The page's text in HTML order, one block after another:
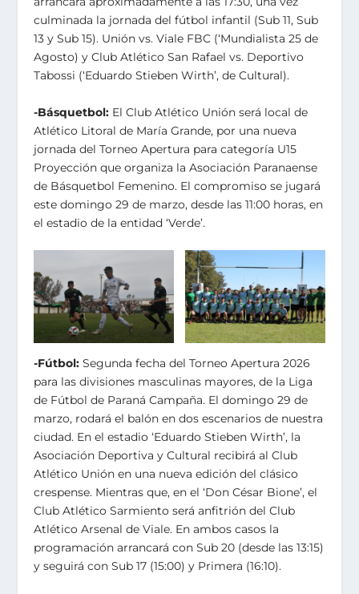
culminada la jornada del fútbol infantil (Sub 11, Sub
13 y Sub 15). Unión vs. Viale FBC (‘Mundialista 25 de
Agosto) y Club Atlético San Rafael vs. Deportivo
Tabossi (‘Eduardo Stieben Wirth’, de Cultural).
-Básquetbol: El Club Atlético Unión será local de
Atlético Litoral de María Grande, por una nueva
jornada del Torneo Apertura para categoría U15
Proyección que organiza la Asociación Paranaense
de Básquetbol Femenino. El compromiso se jugará
este domingo 29 de marzo, desde las 11:00 horas, en
el estadio de la entidad ‘Verde’.
-Fútbol:Segunda fecha del Torneo Apertura 2026
para las divisiones masculinas mayores, de la Liga
de Fútbol de Paraná Campaña. El domingo 29 de
marzo, rodará el balón en dos escenarios de nuestra
ciudad. En el estadio ‘Eduardo Stieben Wirth’, la
Asociación Deportiva y Cultural recibirá al Club
Atlético Unión en una nueva edición del clásico
crespense. Mientras que, en el ‘Don César Bione’, el
Club Atlético Sarmiento será anfitrión del Club
Atlético Arsenal de Viale. En ambos casos la
programación arrancará con Sub 20 (desde las 13:15)
y seguirá con Sub 17 (15:00) y Primera (16:10).